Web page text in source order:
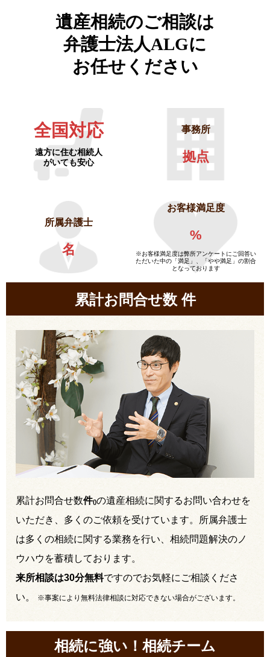
遺産相続のご相談は
弁護士法人ALGに
お任せください
全国対応
遠方に住む相続人
がいても安心
事務所
拠点
所属弁護士
名
お客様満足度
%
※お客様満足度は弊所アンケートにご回答い
ただいた中の「満足」、「やや満足」の割合
となっております
累計お問合せ数件
累計お問合せ数件()の遺産相続に関するお問い合わせを
いただき、多くのご依頼を受けています。所属弁護士
は多くの相続に関する業務を行い、相続問題解決のノ
ウハウを蓄積しております。
来所相談は30分無料ですのでお気軽にご相談くださ
い。
※事案により無料法律相談に対応できない場合がございます。
相続に強い！相続チーム